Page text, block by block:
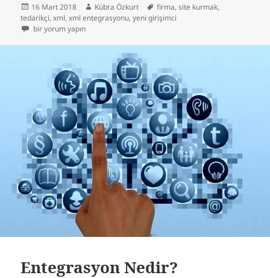
Yayın
tarihi
16 Mart 2018 Yazar
Kübra Özkurt Etiketler
firma,site kurmak,
tedarikçi,xml,xml entegrasyonu,yeni girişimci
Tedarikçi Nedir? için
bir yorum yapın
Entegrasyon Nedir?